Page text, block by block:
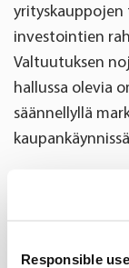
Responsible
investointien
Valtuutuksen
hallussa olevia
säännellyllä
oikeuden